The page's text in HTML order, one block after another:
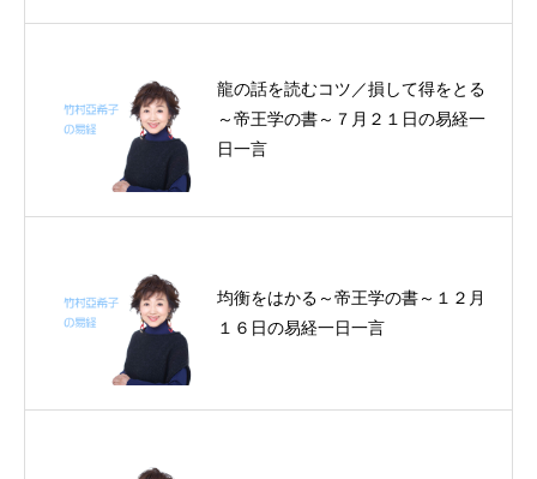
龍の話を読むコツ／損して得をとる
～帝王学の書～７月２１日の易経一
日一言
均衡をはかる～帝王学の書～１２月
１６日の易経一日一言